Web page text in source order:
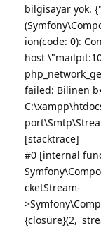
bilgisayar yok.
ion(code: 0):
host
failed: Bilinen
[stacktrace]
#0 [internal
cketStream-
{closure}(2,